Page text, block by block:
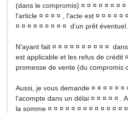
(dans le compromis) ¤ ¤ ¤ ¤ ¤ ¤ ¤
l'article ¤ ¤ ¤ ¤ , l'acte est ¤ ¤ ¤ ¤ ¤
¤ ¤ ¤ ¤ ¤ ¤ ¤ ¤ ¤ d'un prêt éventuel.
N'ayant fait ¤ ¤ ¤ ¤ ¤ ¤ ¤ ¤ ¤ ¤
est applicable et les refus de crédit
promesse de vente (du compromis
Aussi, je vous demande ¤ ¤ ¤ ¤ ¤ ¤
l'acompte dans un délai ¤ ¤ ¤ ¤ ¤ .
la somme ¤ ¤ ¤ ¤ ¤ ¤ ¤ ¤ ¤ ¤ ¤ ¤ ¤